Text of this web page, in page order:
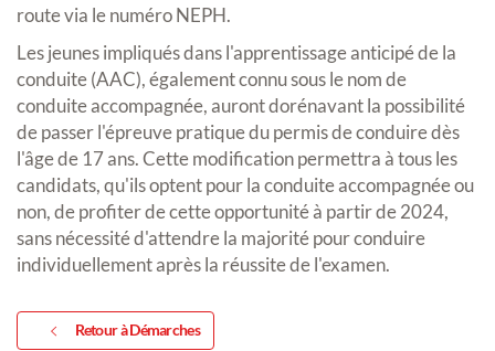
route via le numéro NEPH.
Les jeunes impliqués dans l'apprentissage anticipé de la
conduite (AAC), également connu sous le nom de
conduite accompagnée, auront dorénavant la possibilité
de passer l'épreuve pratique du permis de conduire dès
l'âge de 17 ans. Cette modification permettra à tous les
candidats, qu'ils optent pour la conduite accompagnée ou
non, de profiter de cette opportunité à partir de 2024,
sans nécessité d'attendre la majorité pour conduire
individuellement après la réussite de l'examen.
Retour à Démarches